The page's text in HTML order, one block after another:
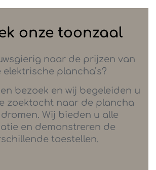
onze toonzaal
naar de prijzen van
elektrische plancha’s?
bezoek en wij begeleiden u
zoektocht naar de plancha
Wij bieden u alle
en demonstreren de
toestellen.